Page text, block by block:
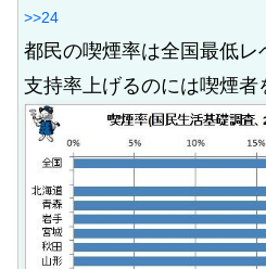
>>24
都民の喫煙率は全国最低レ
支持率上げるのには喫煙